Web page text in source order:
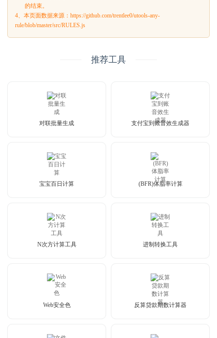
的结束。
4、本页面数据来源：https://github.com/trentlee0/utools-any-
rule/blob/master/src/RULES.js
推荐工具
对联批量生成 支付宝到账音效生成器
宝宝百日计算 (BFR)体脂率计算
N次方计算工具 进制转换工具
Web安全色 反算贷款期数计算器